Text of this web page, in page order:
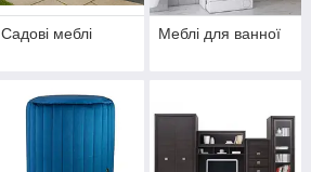
Садові меблі Меблі для ванної